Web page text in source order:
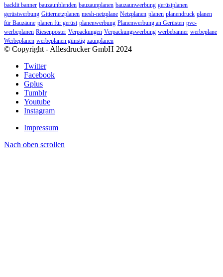
backlit banner bauzaunblenden bauzaunplanen bauzaunwerbung gerüstplanen
gerüstwerbung Gitternetzplanen mesh-netzplane Netzplanen planen planendruck planen
für Bauzäune planen für gerüst planenwerbung Planenwerbung an Gerüsten pvc-
werbeplanen Riesenposter Verpackungen Verpackungswerbung werbebanner werbeplane
Werbeplanen werbeplanen günstig zaunplanen
© Copyright - Allesdrucker GmbH 2024
Twitter
Facebook
Gplus
Tumblr
Youtube
Instagram
Impressum
Nach oben scrollen